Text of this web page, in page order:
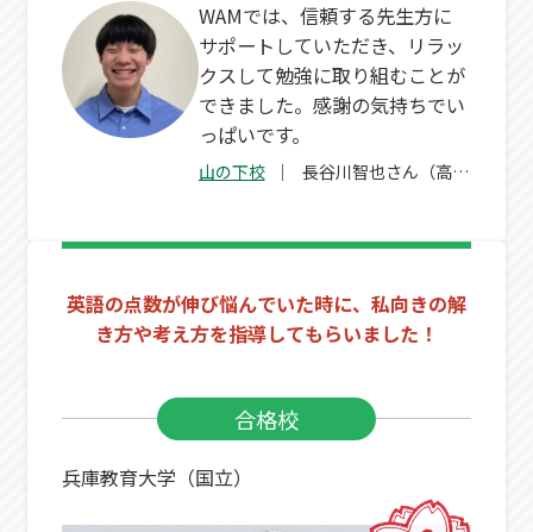
WAMでは、信頼する先生方に
サポートしていただき、リラッ
クスして勉強に取り組むことが
できました。感謝の気持ちでい
っぱいです。
山の下校
長谷川智也さん（高
英語の点数が伸び悩んでいた時に、私向きの解
き方や考え方を指導してもらいました！
合格校
兵庫教育大学（国立）